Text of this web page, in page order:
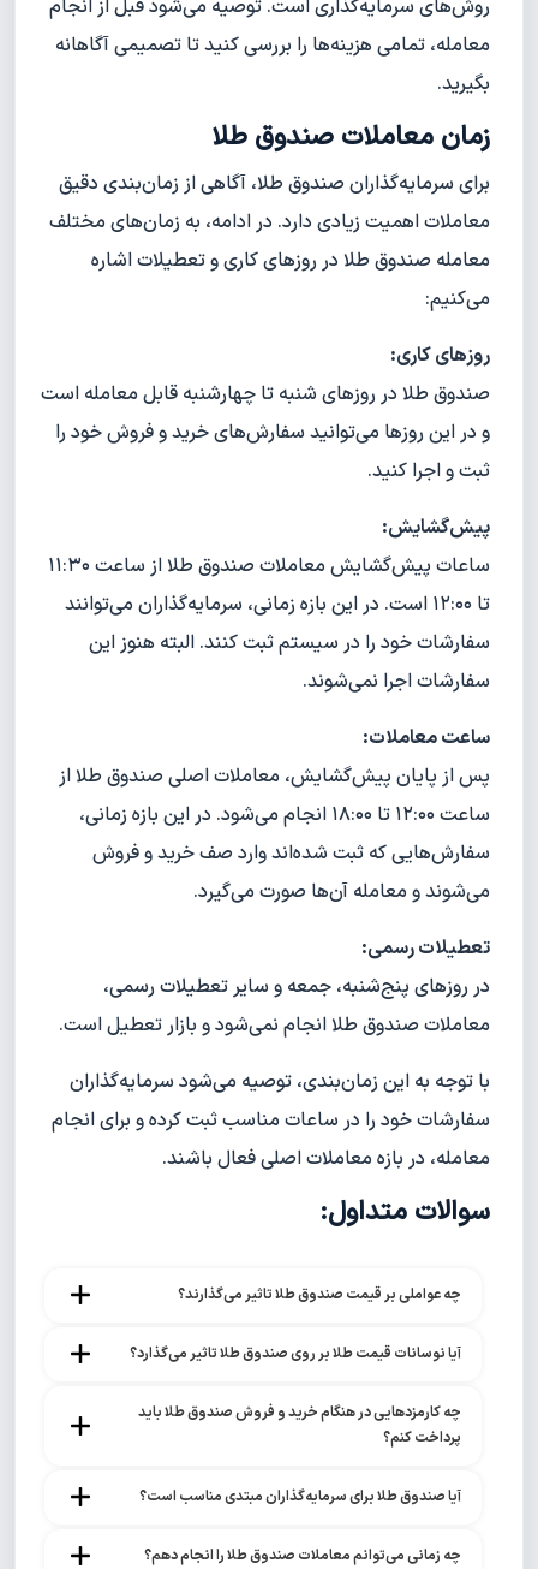
روش‌های سرمایه‌گذاری است. توصیه می‌شود قبل از انجام
معامله، تمامی هزینه‌ها را بررسی کنید تا تصمیمی آگاهانه
بگیرید.
زمان معاملات صندوق طلا
برای سرمایه‌گذاران صندوق طلا، آگاهی از زمان‌بندی دقیق
معاملات اهمیت زیادی دارد. در ادامه، به زمان‌های مختلف
معامله صندوق طلا در روزهای کاری و تعطیلات اشاره
می‌کنیم:
روزهای کاری:
صندوق طلا در روزهای شنبه تا چهارشنبه قابل معامله است
و در این روزها می‌توانید سفارش‌های خرید و فروش خود را
ثبت و اجرا کنید.
پیش‌گشایش:
ساعات پیش‌گشایش معاملات صندوق طلا از ساعت ۱۱:۳۰
تا ۱۲:۰۰ است. در این بازه زمانی، سرمایه‌گذاران می‌توانند
سفارشات خود را در سیستم ثبت کنند. البته هنوز این
سفارشات اجرا نمی‌شوند.
ساعت معاملات:
پس از پایان پیش‌گشایش، معاملات اصلی صندوق طلا از
ساعت ۱۲:۰۰ تا ۱۸:۰۰ انجام می‌شود. در این بازه زمانی،
سفارش‌هایی که ثبت شده‌اند وارد صف خرید و فروش
می‌شوند و معامله آن‌ها صورت می‌گیرد.
تعطیلات رسمی:
در روزهای پنج‌شنبه، جمعه و سایر تعطیلات رسمی،
معاملات صندوق طلا انجام نمی‌شود و بازار تعطیل است.
با توجه به این زمان‌بندی، توصیه می‌شود سرمایه‌گذاران
سفارشات خود را در ساعات مناسب ثبت کرده و برای انجام
معامله، در بازه معاملات اصلی فعال باشند.
سوالات متداول:
چه عواملی بر قیمت صندوق طلا تاثیر می‌گذارند؟
آیا نوسانات قیمت طلا بر روی صندوق طلا تاثیر می‌گذارد؟
پرداخت کنم؟
آیا صندوق طلا برای سرمایه‌گذاران مبتدی مناسب است؟
چه زمانی می‌توانم معاملات صندوق طلا را انجام دهم؟